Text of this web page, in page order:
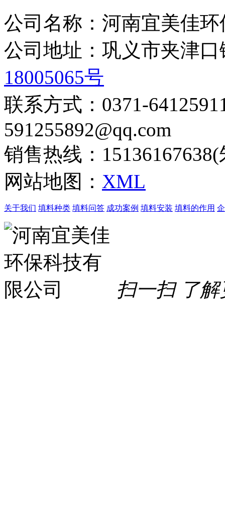
公司名称：河南宜美佳
公司地址：巩义市夹
18005065号
联系方式：0371-
591255892@qq.com
销售热线：
网站地图： XML
关于我们 填料种类 填料问答 成功案例 填料安装 填料的作用
扫一扫 了解